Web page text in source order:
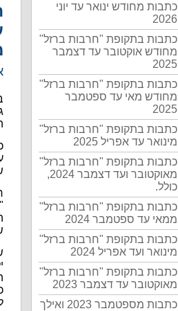
כתבות מחודש ינואר עד יוני
2026
כתבות בתקופת "חרבות ברזל"
מחודש אוקטובר עד דצמבר
2025
כתבות בתקופת "חרבות ברזל"
מחודש מאי עד ספטמבר
2025
כתבות בתקופת "חרבות ברזל"
מינואר עד אפריל 2025
כתבות בתקופת "חרבות ברזל"
מאוקטובר ועד דצמבר 2024,
כולל.
כתבות בתקופת "חרבות ברזל"
ממאי עד ספטמבר 2024
כתבות בתקופת "חרבות ברזל"
מינואר ועד אפריל 2024
כתבות בתקופת "חרבות ברזל"
מאוקטובר עד דצמבר 2023
כתבות מספטמבר 2023 ואילך